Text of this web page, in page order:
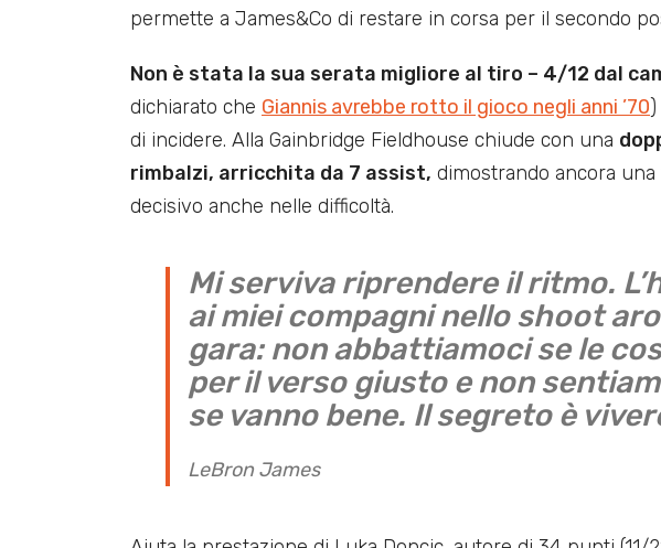
permette a James&Co di restare in corsa per il secondo
Non è stata la sua serata migliore al tiro – 4/12 dal
dichiarato che Giannis avrebbe rotto il gioco negli anni ’70
di incidere. Alla Gainbridge Fieldhouse chiude con una
rimbalzi, arricchita da 7 assist, dimostrando ancora
decisivo anche nelle difficoltà.
Mi serviva riprendere il ritmo.
ai miei compagni nello shoot
gara: non abbattiamoci se le
per il verso giusto e non
se vanno bene. Il segreto è
LeBron James